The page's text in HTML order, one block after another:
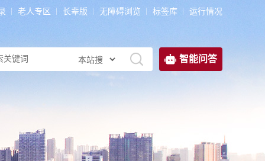
老人专区 长辈版 无障碍浏览 标签库 运行情况
智能问答